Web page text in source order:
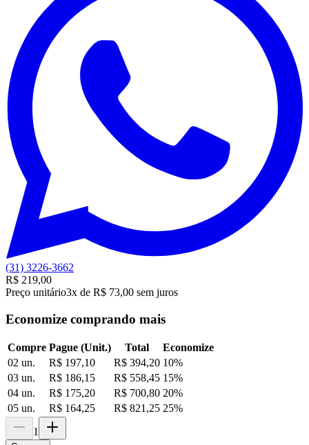
(31) 3226-3662
R$ 219,00
Preço unitário3x de R$ 73,00 sem juros
Economize comprando mais
Compre Pague (Unit.) Total
Economize
02 un.
R$ 197,10 R$ 394,20 10%
03 un.
R$ 186,15 R$ 558,45 15%
04 un.
R$ 175,20 R$ 700,80 20%
05 un.
R$ 164,25 R$ 821,25 25%
1